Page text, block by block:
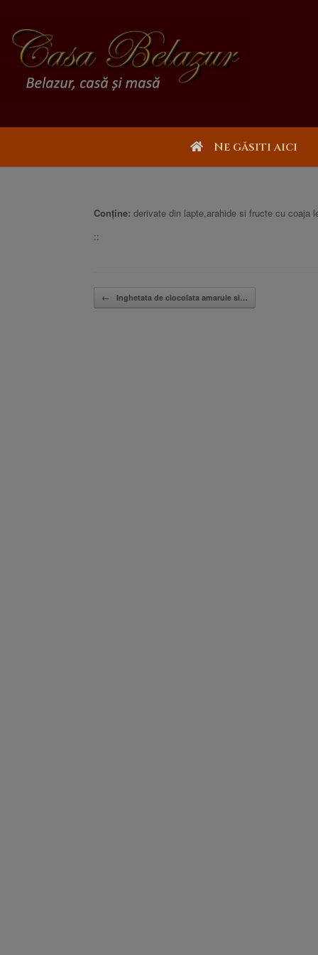
Ne găsiti aici
Conține: derivate din lapte,arahide si fructe cu coaja
::
Post navigation
← Inghetata de ciocolata amaruie si…